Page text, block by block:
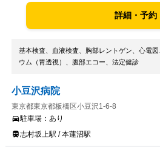
詳細・予約
基本検査、血液検査、胸部レントゲン、心電
ウム（胃透視）、腹部エコー、法定健診
小豆沢病院
東京都東京都板橋区小豆沢1-6-8
駐車場： あり
志村坂上駅 / 本蓮沼駅